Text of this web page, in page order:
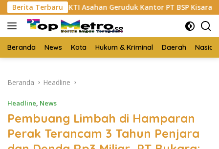
Langsung
ke
konten
Berita Terbaru
HKTI Asahan Geruduk Kantor PT BSP Kisaran Budi
Beranda News Kota Hukum & Kriminal Daerah
Beranda Headline
Headline, News
Pembuang Limbah di Hamparan
Perak Terancam 3 Tahun Penjara